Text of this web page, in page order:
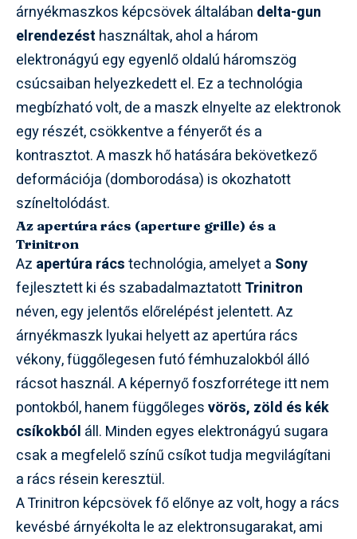
árnyékmaszkos képcsövek általában delta-gun
elrendezést használtak, ahol a három
elektronágyú egy egyenlő oldalú háromszög
csúcsaiban helyezkedett el. Ez a technológia
megbízható volt, de a maszk elnyelte az elektronok
egy részét, csökkentve a fényerőt és a
kontrasztot. A maszk hő hatására bekövetkező
deformációja (domborodása) is okozhatott
színeltolódást.
Az apertúra rács (aperture grille) és a
Trinitron
Az apertúra rácstechnológia, amelyet a Sony
fejlesztett ki és szabadalmaztatottTrinitron
néven, egy jelentős előrelépést jelentett. Az
árnyékmaszk lyukai helyett az apertúra rács
vékony, függőlegesen futó fémhuzalokból álló
rácsot használ. A képernyő foszforrétege itt nem
pontokból, hanem függőlegesvörös, zöld és kék
csíkokból áll. Minden egyes elektronágyú sugara
csak a megfelelő színű csíkot tudja megvilágítani
a rács résein keresztül.
A Trinitron képcsövek fő előnye az volt, hogy a rács
kevésbé árnyékolta le az elektronsugarakat, ami